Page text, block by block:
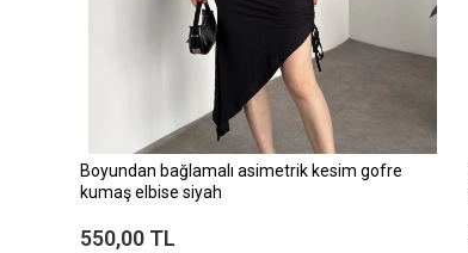
Boyundan bağlamalı asimetrik kesim gofre
kumaş elbise siyah
550,00 TL